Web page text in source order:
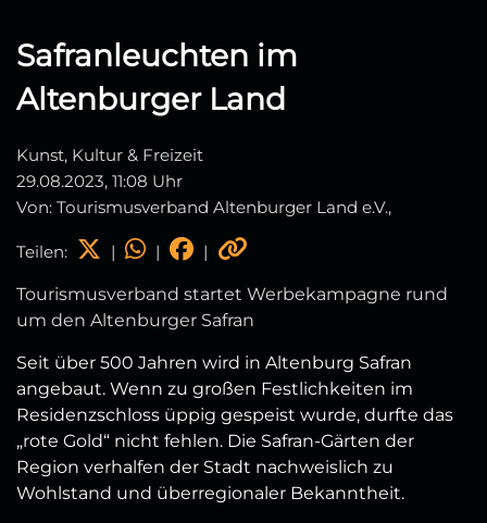
Safranleuchten im
Altenburger Land
Kunst, Kultur & Freizeit
29.08.2023, 11:08 Uhr
Von: Tourismusverband Altenburger Land e.V.,
Teilen: | | |
Tourismusverband startet Werbekampagne rund
um den Altenburger Safran
Seit über 500 Jahren wird in Altenburg Safran
angebaut. Wenn zu großen Festlichkeiten im
Residenzschloss üppig gespeist wurde, durfte das
„rote Gold“ nicht fehlen. Die Safran-Gärten der
Region verhalfen der Stadt nachweislich zu
Wohlstand und überregionaler Bekanntheit.